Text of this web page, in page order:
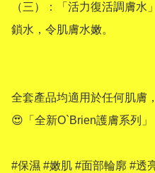
（三）：「活力復活調膚
鎖水，令肌膚水嫩。
全套產品均適用於任何肌膚
😍「全新O`Brien護膚系列」
#保濕 #嫩肌 #面部輪廓 #透